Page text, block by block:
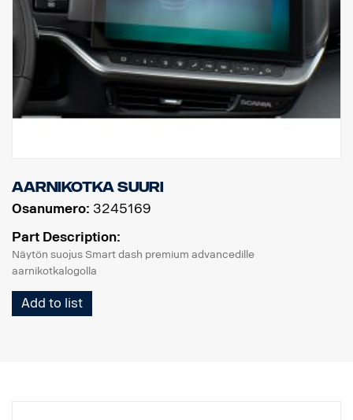
Aarnikotka suuri
Osanumero: 3245169
Part Description:
Näytön suojus Smart dash premium advancedille
aarnikotkalogolla
Add to list